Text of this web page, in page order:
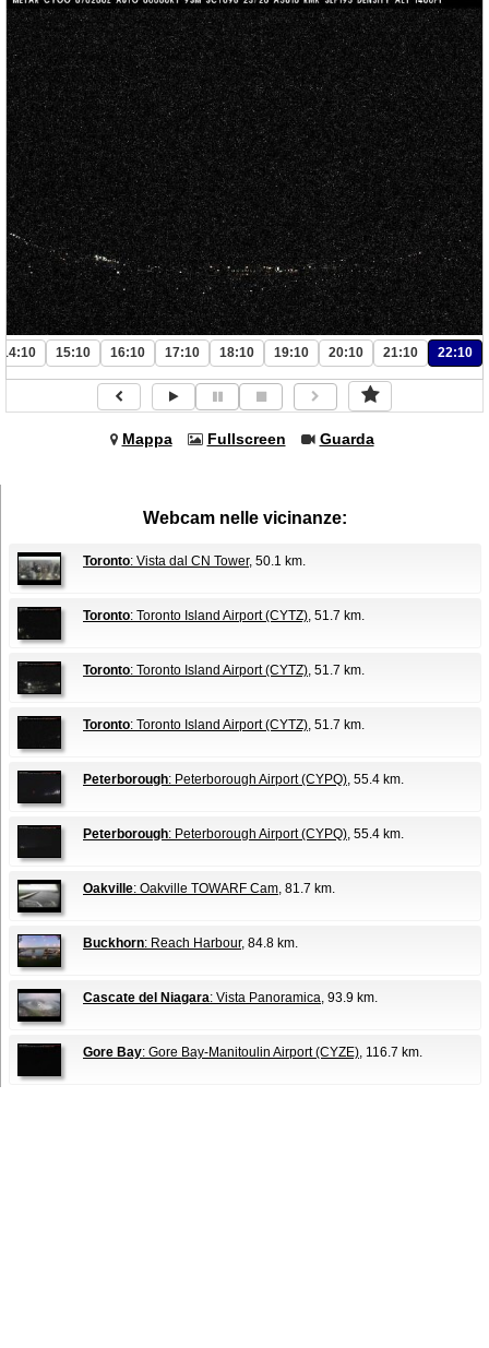
14:10 15:10 16:10 17:10 18:10 19:10 20:10 21:10 22:10
Mappa Fullscreen Guarda
Webcam nelle vicinanze:
Toronto: Vista dal CN Tower, 50.1 km.
Toronto: Toronto Island Airport (CYTZ), 51.7 km.
Toronto: Toronto Island Airport (CYTZ), 51.7 km.
Toronto: Toronto Island Airport (CYTZ), 51.7 km.
Peterborough: Peterborough Airport (CYPQ), 55.4 km.
Peterborough: Peterborough Airport (CYPQ), 55.4 km.
Oakville: Oakville TOWARF Cam, 81.7 km.
Buckhorn: Reach Harbour, 84.8 km.
Cascate del Niagara: Vista Panoramica, 93.9 km.
Gore Bay: Gore Bay-Manitoulin Airport (CYZE), 116.7 km.